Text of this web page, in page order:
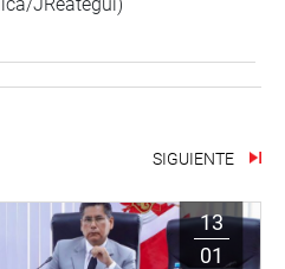
SIGUIENTE
13
01